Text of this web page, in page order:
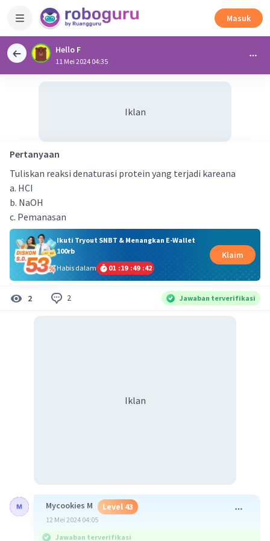
Masuk
Hello F
11 Mei 2024 04:35
Iklan
Pertanyaan
Tuliskan reaksi denaturasi protein yang terjadi kareana
a. HCI
b. NaOH
c. Pemanasan
Ikuti Tryout SNBT & Menangkan E-Wallet
100rb
Habis dalam
01 :19 :49 :41
Klaim
2 2 Jawaban terverifikasi
Iklan
Mycookies M Level 43
12 Mei 2024 04:05
Jawaban terverifikasi